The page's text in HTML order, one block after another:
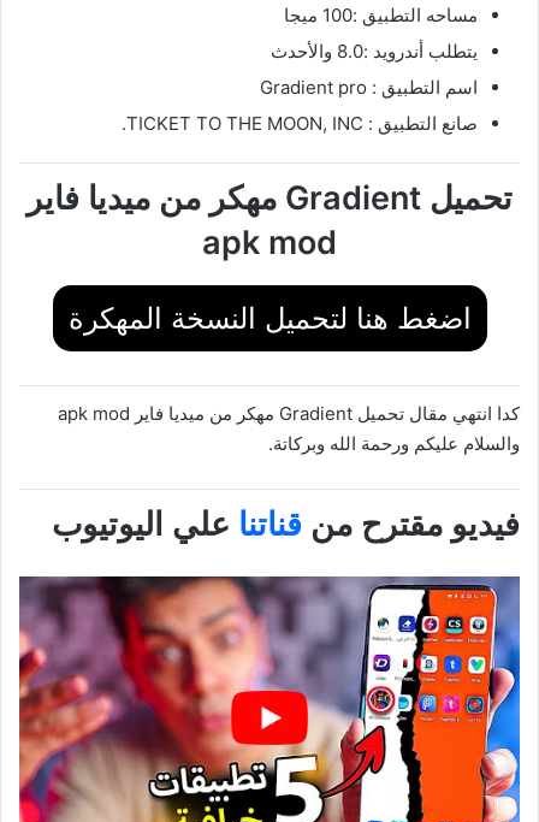
مساحه التطبيق :100 ميجا
يتطلب أندرويد :8.0 والأحدث
اسم التطبيق : Gradient pro
صانع التطبيق : TICKET TO THE MOON, INC.
تحميل Gradient مهكر من ميديا فاير
apk mod
اضغط هنا لتحميل النسخة المهكرة
كدا انتهي مقال تحميل Gradient مهكر من ميديا فاير apk mod
والسلام عليكم ورحمة الله وبركاتة.
فيديو مقترح من قناتنا علي اليوتيوب